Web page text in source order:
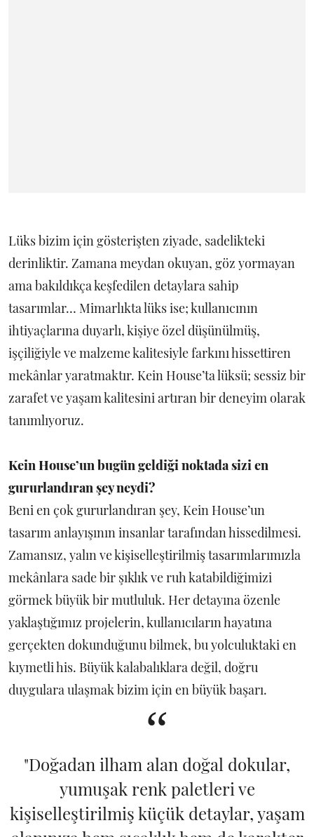
Lüks bizim için gösterişten ziyade, sadelikteki
derinliktir. Zamana meydan okuyan, göz yormayan
ama bakıldıkça keşfedilen detaylara sahip
tasarımlar… Mimarlıkta lüks ise; kullanıcının
ihtiyaçlarına duyarlı, kişiye özel düşünülmüş,
işçiliğiyle ve malzeme kalitesiyle farkını hissettiren
mekânlar yaratmaktır. Kein House’ta lüksü; sessiz bir
zarafet ve yaşam kalitesini artıran bir deneyim olarak
tanımlıyoruz.
Kein House’un bugün geldiği noktada sizi en
gururlandıran şey neydi?
Beni en çok gururlandıran şey, Kein House’un
tasarım anlayışının insanlar tarafından hissedilmesi.
Zamansız, yalın ve kişiselleştirilmiş tasarımlarımızla
mekânlara sade bir şıklık ve ruh katabildiğimizi
görmek büyük bir mutluluk. Her detayına özenle
yaklaştığımız projelerin, kullanıcıların hayatına
gerçekten dokunduğunu bilmek, bu yolculuktaki en
kıymetli his. Büyük kalabalıklara değil, doğru
duygulara ulaşmak bizim için en büyük başarı.
“
"Doğadan ilham alan doğal dokular,
yumuşak renk paletleri ve
kişiselleştirilmiş küçük detaylar, yaşam